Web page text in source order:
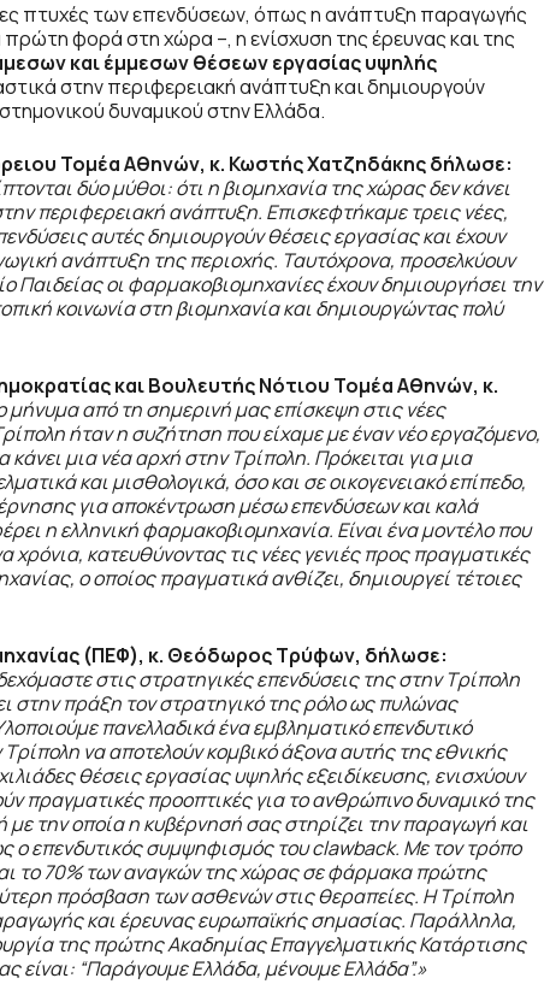
πτυχές των επενδύσεων, όπως η ανάπτυξη παραγωγής
φορά στη χώρα –, η ενίσχυση της έρευνας και της
και έμμεσων θέσεων εργασίας υψηλής
στην περιφερειακή ανάπτυξη και δημιουργούν
δυναμικού στην Ελλάδα.
Τομέα Αθηνών, κ. Κωστής Χατζηδάκηςδήλωσε:
δύο μύθοι: ότι η βιομηχανία της χώρας δεν κάνει
περιφερειακή ανάπτυξη. Επισκεφτήκαμε τρεις νέες,
αυτές δημιουργούν θέσεις εργασίας και έχουν
ανάπτυξη της περιοχής. Ταυτόχρονα, προσελκύουν
Παιδείας οι φαρμακοβιομηχανίες έχουν δημιουργήσει την
κοινωνία στη βιομηχανία και δημιουργώντας πολύ
και Βουλευτής Νότιου Τομέα Αθηνών, κ.
μήνυμα από τη σημερινή μας επίσκεψη στις νέες
ήταν η συζήτηση που είχαμε με έναν νέο εργαζόμενο,
μια νέα αρχή στην Τρίπολη. Πρόκειται για μια
και μισθολογικά, όσο και σε οικογενειακό επίπεδο,
για αποκέντρωση μέσω επενδύσεων και καλά
η ελληνική φαρμακοβιομηχανία. Είναι ένα μοντέλο που
κατευθύνοντας τις νέες γενιές προς πραγματικές
ο οποίος πραγματικά ανθίζει, δημιουργεί τέτοιες
(ΠΕΦ), κ. Θεόδωρος Τρύφων, δήλωσε:
στις στρατηγικές επενδύσεις της στην Τρίπολη
στην πράξη τον στρατηγικό της ρόλο ως πυλώνας
πανελλαδικά ένα εμβληματικό επενδυτικό
να αποτελούν κομβικό άξονα αυτής της εθνικής
θέσεις εργασίας υψηλής εξειδίκευσης, ενισχύουν
πραγματικές προοπτικές για το ανθρώπινο δυναμικό της
την οποία η κυβέρνησή σας στηρίζει την παραγωγή και
ο επενδυτικός συμψηφισμός του clawback. Με τον τρόπο
το 70% των αναγκών της χώρας σε φάρμακα πρώτης
πρόσβαση των ασθενών στις θεραπείες. Η Τρίπολη
και έρευνας ευρωπαϊκής σημασίας. Παράλληλα,
της πρώτης Ακαδημίας Επαγγελματικής Κατάρτισης
“Παράγουμε Ελλάδα, μένουμε Ελλάδα”.»